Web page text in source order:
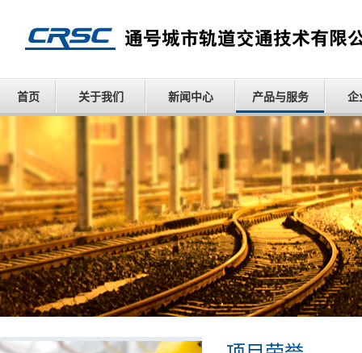
首页 关于我们 新闻中心 产品与服务 企